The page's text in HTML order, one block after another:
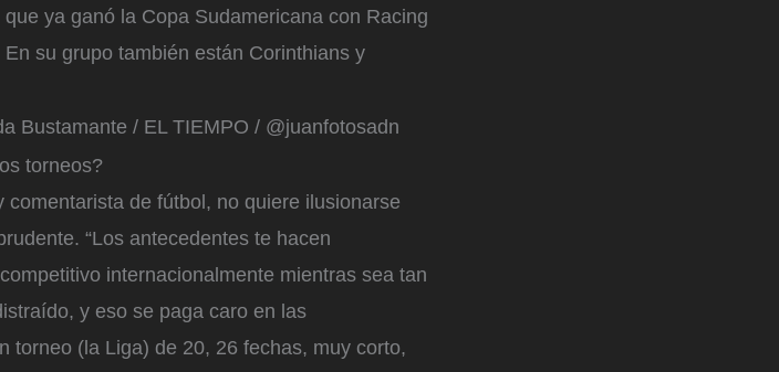
ya ganó la Copa Sudamericana con Racing
su grupo también están Corinthians y
Bustamante / EL TIEMPO / @juanfotosadn
torneos?
comentarista de fútbol, no quiere ilusionarse
“Los antecedentes te hacen
internacionalmente mientras sea tan
y eso se paga caro en las
torneo (la Liga) de 20, 26 fechas, muy corto,